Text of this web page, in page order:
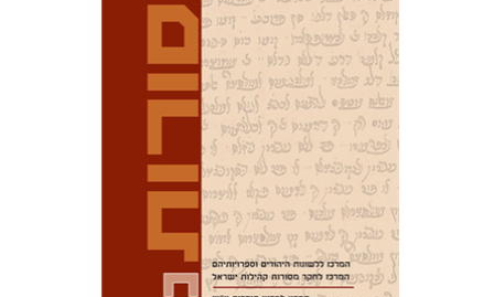
דוד מ' בוניס עפרה תירוש-בקר
הנחת אתר ספר מודפס
$35
$32